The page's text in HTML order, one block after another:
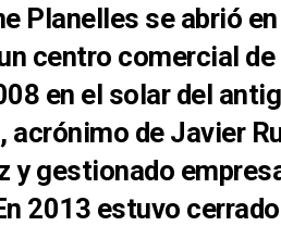
Planelles se abrió
centro comercial
en el solar del
acrónimo de Javier
y gestionado
2013 estuvo